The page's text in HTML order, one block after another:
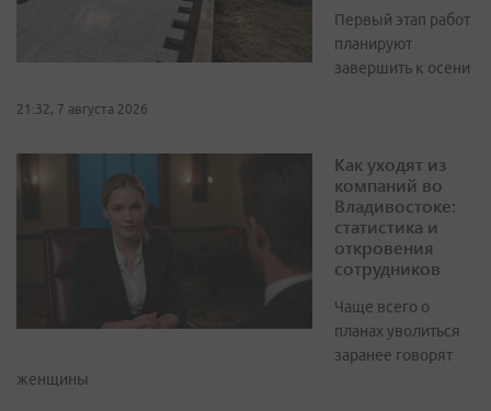
Первый этап работ
планируют
завершить к осени
21:32, 7 августа 2026
Как уходят из
компаний во
Владивостоке:
статистика и
откровения
сотрудников
Чаще всего о
планах уволиться
заранее говорят
женщины